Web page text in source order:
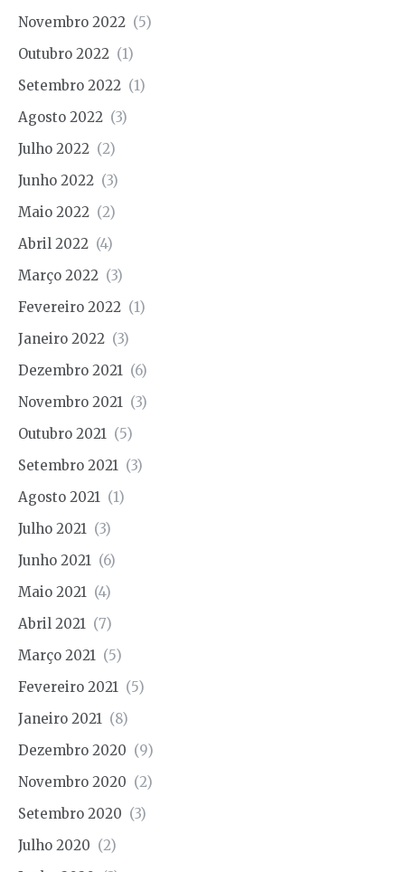
Novembro 2022 (5)
Outubro 2022 (1)
Setembro 2022 (1)
Agosto 2022 (3)
Julho 2022 (2)
Junho 2022 (3)
Maio 2022 (2)
Abril 2022 (4)
Março 2022 (3)
Fevereiro 2022 (1)
Janeiro 2022 (3)
Dezembro 2021 (6)
Novembro 2021 (3)
Outubro 2021 (5)
Setembro 2021 (3)
Agosto 2021 (1)
Julho 2021 (3)
Junho 2021 (6)
Maio 2021 (4)
Abril 2021 (7)
Março 2021 (5)
Fevereiro 2021 (5)
Janeiro 2021 (8)
Dezembro 2020 (9)
Novembro 2020 (2)
Setembro 2020 (3)
Julho 2020 (2)